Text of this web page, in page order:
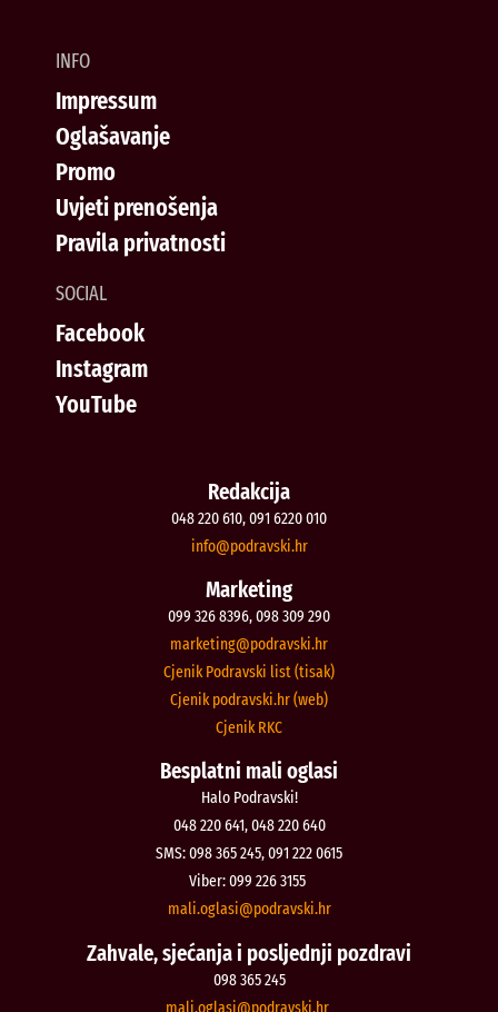
INFO
Impressum
Oglašavanje
Promo
Uvjeti prenošenja
Pravila privatnosti
SOCIAL
Facebook
Instagram
YouTube
Redakcija
048 220 610, 091 6220 010
rh.iksvardop
@ofni
Marketing
099 326 8396, 098 309 290
rh.iksvardop
@gnitekram
Cjenik Podravski list (tisak)
Cjenik podravski.hr (web)
Cjenik RKC
Besplatni mali oglasi
Halo Podravski!
048 220 641, 048 220 640
SMS: 098 365 245, 091 222 0615
Viber: 099 226 3155
rh.iksvardop
@isalgo.ilam
Zahvale, sjećanja i posljednji pozdravi
098 365 245
rh.iksvardop
@isalgo.ilam